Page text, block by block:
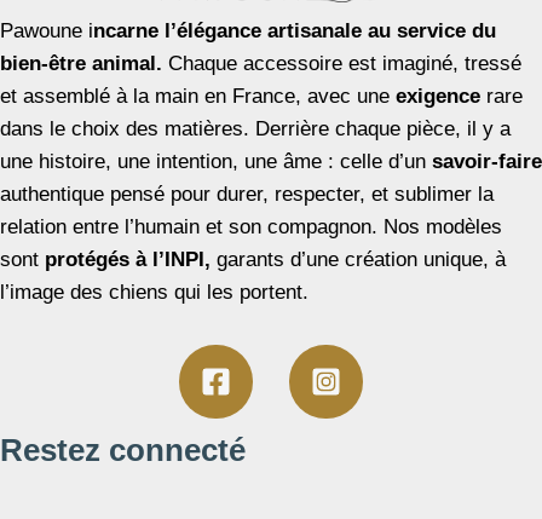
Pawoune incarne l’élégance artisanale au service du
bien-être animal. Chaque accessoire est imaginé, tressé
et assemblé à la main en France, avec une exigence rare
dans le choix des matières. Derrière chaque pièce, il y a
une histoire, une intention, une âme : celle d’un savoir-faire
authentique pensé pour durer, respecter, et sublimer la
relation entre l’humain et son compagnon. Nos modèles
sont protégés à l’INPI, garants d’une création unique, à
l’image des chiens qui les portent.
Restez connecté